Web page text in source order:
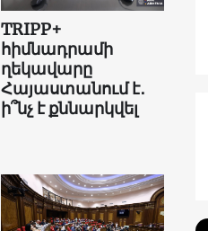
TRIPP+
հիմնադրամի
ղեկավարը
Հայաստանում է․
ի՞նչ է քննարկվել